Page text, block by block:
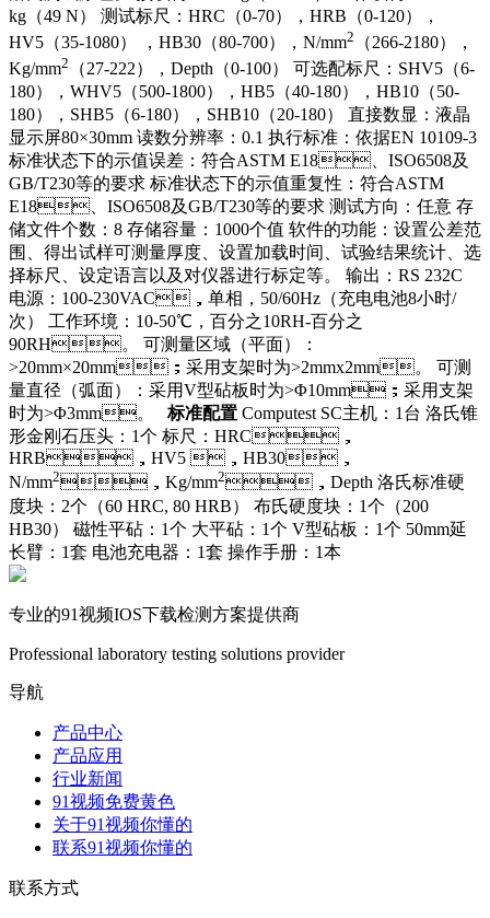
kg（49 N） 测试标尺：HRC（0-70），HRB（0-120），
HV5（35-1080） ，HB30（80-700），N/mm2
（266-2180），
Kg/mm2
（27-222），Depth（0-100） 可选配标尺：SHV5（6-
180），WHV5（500-1800），HB5（40-180），HB10（50-
180），SHB5（6-180），SHB10（20-180） 直接数显：液晶
显示屏80×30mm 读数分辨率：0.1 执行标准：依据EN 10109-3
标准状态下的示值误差：符合ASTM E18、ISO6508及
GB/T230等的要求 标准状态下的示值重复性：符合ASTM
E18、ISO6508及GB/T230等的要求 测试方向：任意 存
储文件个数：8 存储容量：1000个值 软件的功能：设置公差范
围、得出试样可测量厚度、设置加载时间、试验结果统计、选
择标尺、设定语言以及对仪器进行标定等。 输出：RS 232C
电源：100-230VAC，单相，50/60Hz（充电电池8小时/
次） 工作环境：10-50℃，百分之10RH-百分之
90RH。 可测量区域（平面）：
>20mm×20mm；采用支架时为>2mmx2mm。 可测
量直径（弧面）：采用V型砧板时为>Φ10mm；采用支架
时为>Φ3mm。 标准配置 Computest SC主机：1台 洛氏锥
形金刚石压头：1个 标尺：HRC，
HRB，HV5 ，HB30，
N/mm2，Kg/mm2，Depth 洛氏标准硬
度块：2个（60 HRC, 80 HRB） 布氏硬度块：1个（200
HB30） 磁性平砧：1个 大平砧：1个 V型砧板：1个 50mm延
长臂：1套 电池充电器：1套 操作手册：1本
专业的91视频IOS下载检测方案提供商
Professional laboratory testing solutions provider
导航
产品中心
产品应用
行业新闻
91视频免费黄色
关于91视频你懂的
联系91视频你懂的
联系方式